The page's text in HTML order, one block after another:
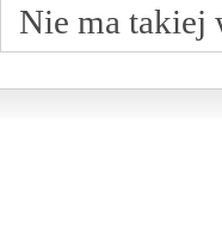
Nie ma takiej